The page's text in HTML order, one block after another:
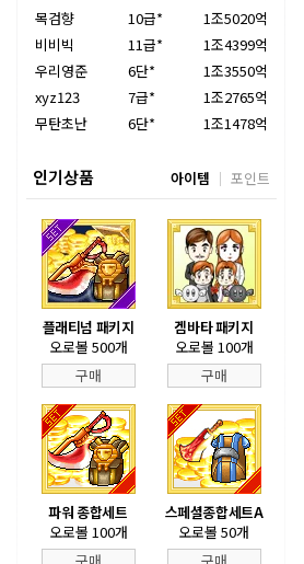
목검향
10급*
1조5020억
비비빅
11급*
1조4399억
우리영준
6단*
1조3550억
xyz123
7급*
1조2765억
무탄초난
6단* 1조1478억
인기상품 아이템 포인트
플래티넘 패키지
오로볼 500개
구매
겜바타 패키지
오로볼 100개
구매
파워 종합세트
오로볼 100개
스페셜종합세트A
오로볼 50개